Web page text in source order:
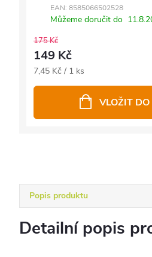
EAN: 8585066502528
Můžeme doručit do
175 Kč
149 Kč
Měrná
cena:
7,45 Kč / 1 ks
VLOŽIT
Popis produktu
Detailní popis